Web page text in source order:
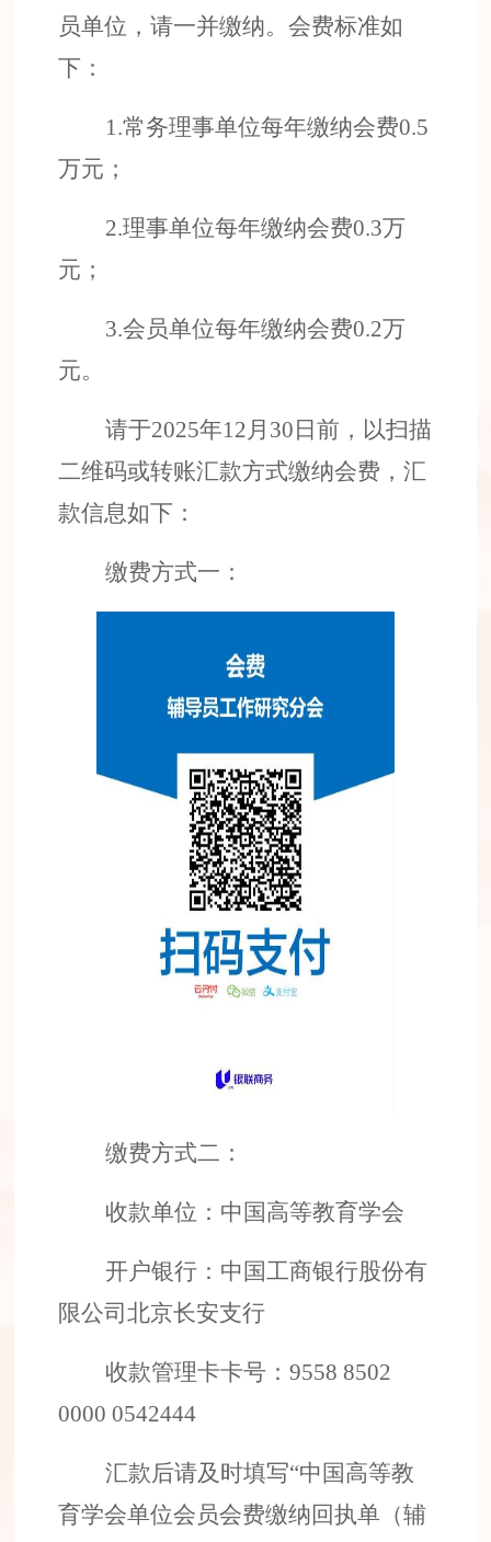
员单位，请一并缴纳。会费标准如
下：
1.常务理事单位每年缴纳会费0.5
万元；
2.理事单位每年缴纳会费0.3万
元；
3.会员单位每年缴纳会费0.2万
元。
请于2025年12月 30 日前 ， 以扫描
二维码或转账汇款方式缴纳会费，汇
款信息如下：
缴费方式一：
缴费方式二：
收款单位：中国高等教育学会
开户银行：中国工商银行股份有
限公司北京长安支行
收款管理卡卡号：9558 8502
0000 0542444
汇款后请及时填写“中国高等教
育学会单位会员会费缴纳回执单 （辅